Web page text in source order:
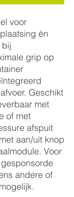
voor
én
grip op
Geschikt
met
of met
afspuit
aan/uit knop
Voor
andere of